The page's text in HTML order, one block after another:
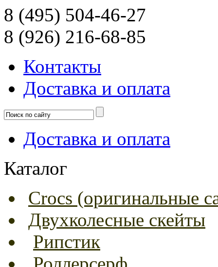
8 (495) 504-46-27
8 (926) 216-68-85
Контакты
Доcтавка и оплата
Доcтавка и оплата
Каталог
Crocs (оригинальные
Двухколесные скейты
Рипстик